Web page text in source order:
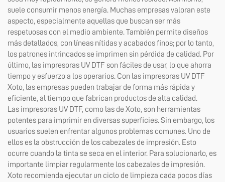
suele consumir menos energía. Muchas empresas valoran este
aspecto, especialmente aquellas que buscan ser más
respetuosas con el medio ambiente. También permite diseños
más detallados, con líneas nítidas y acabados finos; por lo tanto,
los patrones intrincados se imprimen sin pérdida de calidad. Por
último, las impresoras UV DTF son fáciles de usar, lo que ahorra
tiempo y esfuerzo a los operarios. Con las impresoras UV DTF
Xoto, las empresas pueden trabajar de forma más rápida y
eficiente, al tiempo que fabrican productos de alta calidad.
Las impresoras UV DTF, como las de Xoto, son herramientas
potentes para imprimir en diversas superficies. Sin embargo, los
usuarios suelen enfrentar algunos problemas comunes. Uno de
ellos es la obstrucción de los cabezales de impresión. Esto
ocurre cuando la tinta se seca en el interior. Para solucionarlo, es
importante limpiar regularmente los cabezales de impresión.
Xoto recomienda ejecutar un ciclo de limpieza cada pocos días